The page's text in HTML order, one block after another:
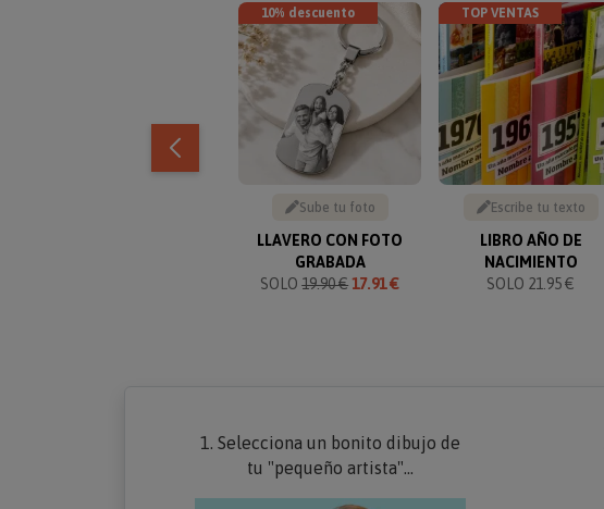
10% descuento
Sube tu foto
LLAVERO CON FOTO
GRABADA
SOLO19.90 €17.91 €
TOP VENTAS
Escribe tu texto
LIBRO AÑO DE
NACIMIENTO
SOLO 21.95 €
1. Selecciona un bonito dibujo de
tu "pequeño artista"...